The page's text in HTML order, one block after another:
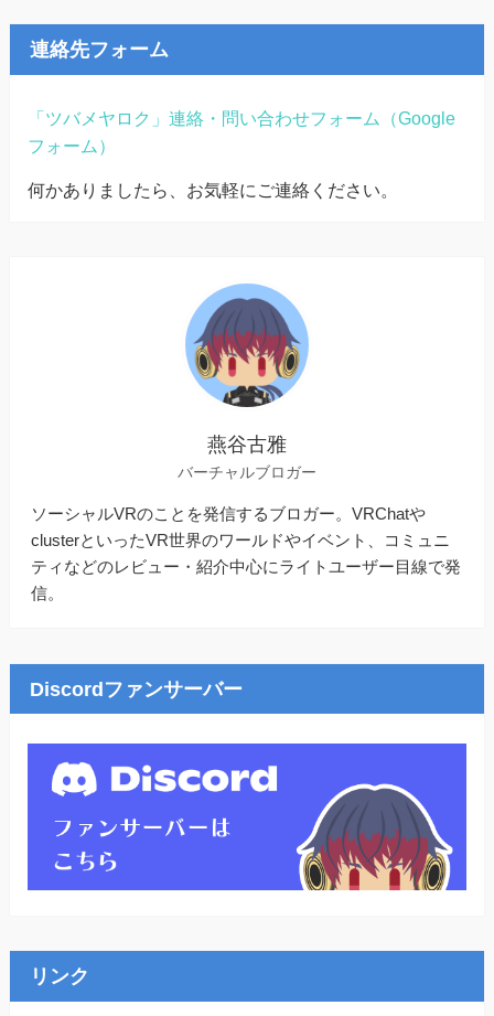
連絡先フォーム
「ツバメヤロク」連絡・問い合わせフォーム（Google
フォーム）
何かありましたら、お気軽にご連絡ください。
燕谷古雅
バーチャルブロガー
ソーシャルVRのことを発信するブロガー。VRChatや
clusterといったVR世界のワールドやイベント、コミュニ
ティなどのレビュー・紹介中心にライトユーザー目線で発
信。
Discordファンサーバー
リンク